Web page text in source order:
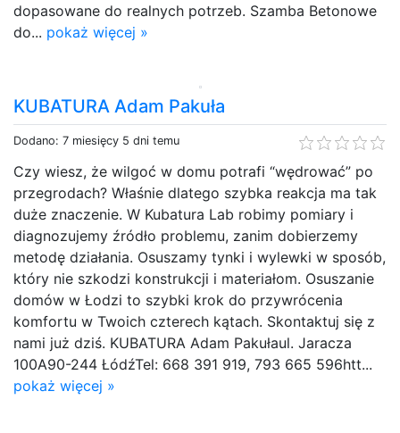
dopasowane do realnych potrzeb. Szamba Betonowe
do... pokaż więcej »
KUBATURA Adam Pakuła
Dodano: 7 miesięcy 5 dni temu
Czy wiesz, że wilgoć w domu potrafi “wędrować” po
przegrodach? Właśnie dlatego szybka reakcja ma tak
duże znaczenie. W Kubatura Lab robimy pomiary i
diagnozujemy źródło problemu, zanim dobierzemy
metodę działania. Osuszamy tynki i wylewki w sposób,
który nie szkodzi konstrukcji i materiałom. Osuszanie
domów w Łodzi to szybki krok do przywrócenia
komfortu w Twoich czterech kątach. Skontaktuj się z
nami już dziś. KUBATURA Adam Pakułaul. Jaracza
100A90-244 ŁódźTel: 668 391 919, 793 665 596htt...
pokaż więcej »